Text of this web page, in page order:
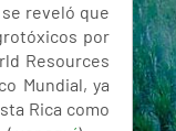
se reveló que
por
Resources
Mundial, ya
Rica como